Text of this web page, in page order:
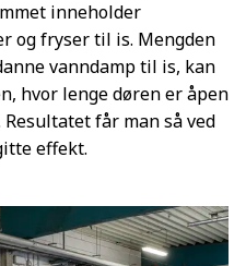
inneholder
og fryser til is. Mengden
vanndamp til is, kan
hvor lenge døren er åpen
får man så ved
effekt.